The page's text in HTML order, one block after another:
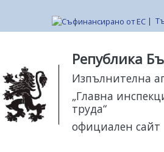
внимание:
Този
уебсайт
разполага
към|
Република
Изпълнителна
„Главна
труда“
официален сайт